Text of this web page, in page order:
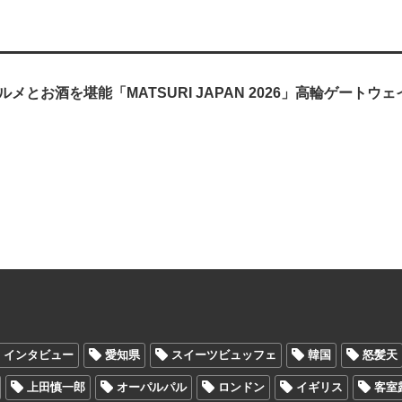
メとお酒を堪能「MATSURI JAPAN 2026」高輪ゲートウェ
インタビュー 愛知県 スイーツビュッフェ 韓国 怒髪天
上田慎一郎 オーパルパル ロンドン イギリス 客室